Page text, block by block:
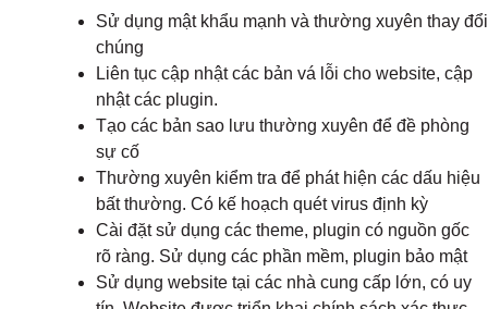
Sử dụng mật khẩu mạnh và thường xuyên thay đổi
chúng
Liên tục cập nhật các bản vá lỗi cho website, cập
nhật các plugin.
Tạo các bản sao lưu thường xuyên để đề phòng
sự cố
Thường xuyên kiểm tra để phát hiện các dấu hiệu
bất thường. Có kế hoạch quét virus định kỳ
Cài đặt sử dụng các theme, plugin có nguồn gốc
rõ ràng. Sử dụng các phần mềm, plugin bảo mật
Sử dụng website tại các nhà cung cấp lớn, có uy